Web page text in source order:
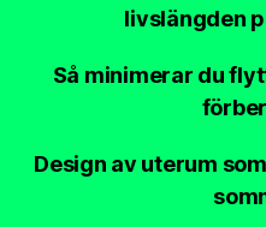
livslängden
Så minimerar du
Design av uterum